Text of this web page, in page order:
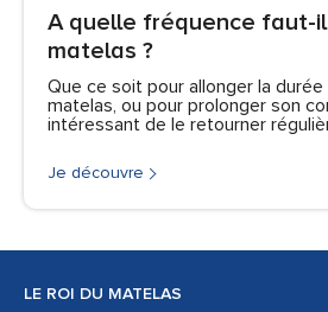
A quelle fréquence faut-
matelas ?
Que ce soit pour allonger la
matelas, ou pour prolonger son
intéressant de le retourner
Je découvre
LE ROI DU MATELAS